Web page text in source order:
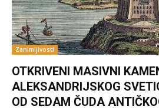
Zanimljivosti
OTKRIVENI MASIVNI
ALEKSANDRIJSKOG
OD SEDAM ČUDA